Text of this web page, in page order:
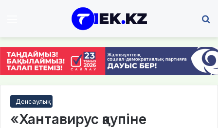
Денсаулық
«Хантавирус қаупіне